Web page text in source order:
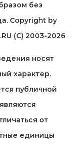
без
Copyright by
(C) 2003-2026
носят
характер.
публичной
от
единицы